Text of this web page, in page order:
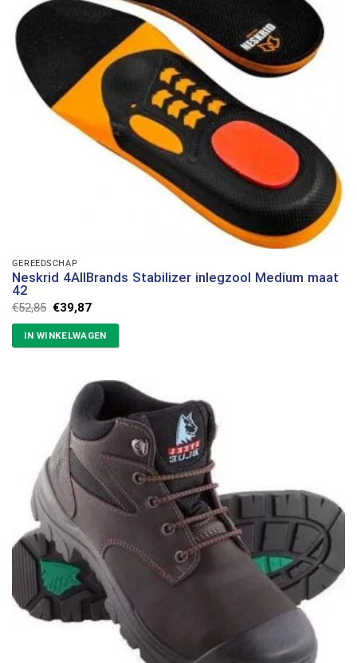
GEREEDSCHAP
Neskrid 4AllBrands Stabilizer inlegzool Medium maat
42
€52,85 Oorspronkelijke
prijs
was:
€52,85.
€39,87Huidige
is:
€39,87.
IN WINKELWAGEN